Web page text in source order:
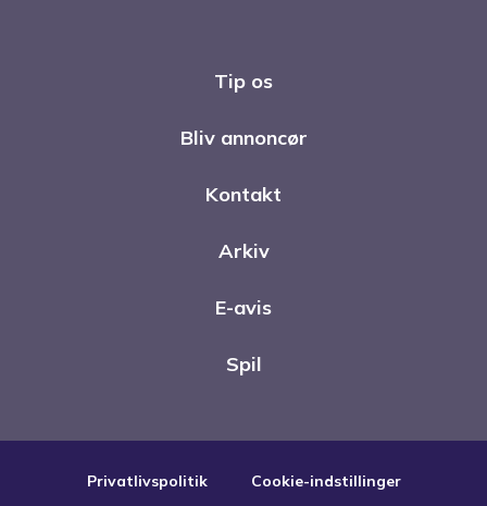
Tip os
Bliv annoncør
Kontakt
Arkiv
E-avis
Spil
Privatlivspolitik Cookie-indstillinger